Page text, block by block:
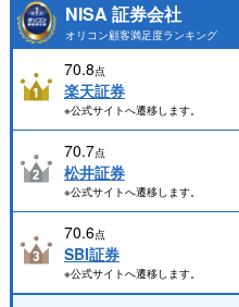
NISA 証券会社
オリコン顧客満足度ランキング
70.8点
楽天証券
※公式サイトへ遷移します。
70.7点
松井証券
※公式サイトへ遷移します。
70.6点
SBI証券
※公式サイトへ遷移します。